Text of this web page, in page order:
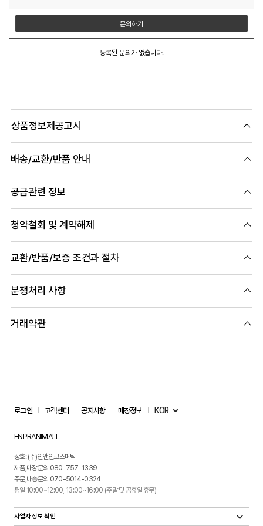
문의하기
등록된 문의가 없습니다.
상품정보제공고시
배송/교환/반품 안내
공급관련 정보
청약철회 및 계약해제
교환/반품/보증 조건과 절차
분쟁처리 사항
거래약관
로그인 고객센터 공지사항 매장정보 KOR
ENPRANIMALL
상호: (주)인앤인코스메틱
제품,매장문의 080-757-1339
주문,배송문의 070-5014-0324
평일 10:00~12:00, 13:00~16:00 (주말 및 공휴일 휴무)
사업자 정보 확인